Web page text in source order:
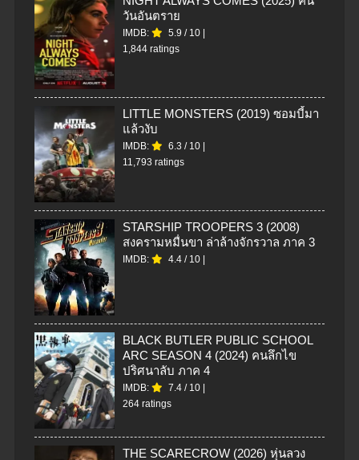
วันอันตราย
IMDB: 5.9 / 10 |
1,844 ratings
LITTLE MONSTERS (2019) ซอมบี้มา
แล้วงับ
IMDB: 6.3 / 10 |
11,793 ratings
STARSHIP TROOPERS 3 (2008)
สงครามหมื่นขา ล่าล้างจักรวาล ภาค 3
IMDB: 4.4 / 10 |
BLACK BUTLER PUBLIC SCHOOL
ARC SEASON 4 (2024) คนลึกไข
ปริศนาลับ ภาค 4
IMDB: 7.4 / 10 |
264 ratings
THE SCARECROW (2026) หุ่นลวง